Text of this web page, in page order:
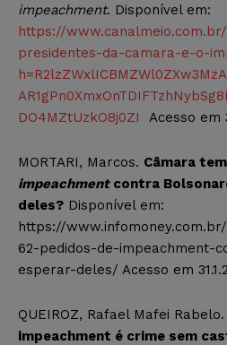
impeachment. Disponível em:
https://
presidentes-da-camara-e-o-
DO4MZtUzkO8j0ZI
Acesso em
MORTARI, Marcos. Câmara
impeachmentcontra
deles? Disponível em:
https://
62-pedidos-de-impeachment-
esperar-deles/ Acesso em
QUEIROZ, Rafael Mafei Rabelo.
impeachment é crime sem